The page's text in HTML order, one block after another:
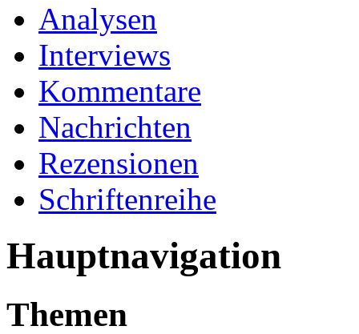
Analysen
Interviews
Kommentare
Nachrichten
Rezensionen
Schriftenreihe
Hauptnavigation
Themen